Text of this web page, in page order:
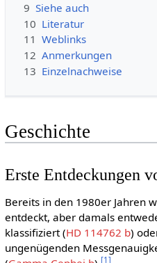
9 Siehe auch
10 Literatur
11 Weblinks
12 Anmerkungen
13 Einzelnachweise
Geschichte
Erste Entdeckungen
Bereits in den 1980er Jahren
entdeckt, aber damals
klassifiziert (HD 114762 b)
ungenügenden
[1 ]